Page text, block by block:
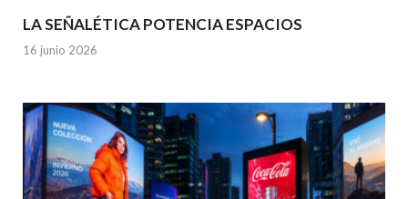
LA SEÑALÉTICA POTENCIA ESPACIOS
16 junio 2026